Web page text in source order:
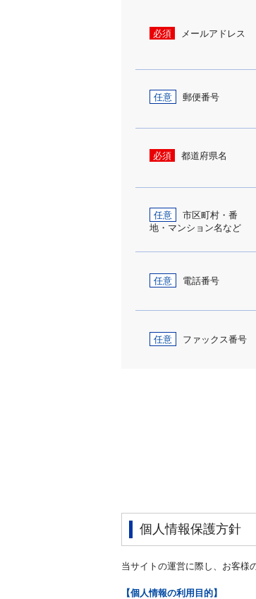
必須
メールアドレス
任意 郵便番号
必須 都道府県名
任意
市区町村・番
地・マンション名など
任意 電話番号
任意 ファックス番号
個人情報保護方針
当サイトの運営に際し、お客様
【個人情報の利用目的】